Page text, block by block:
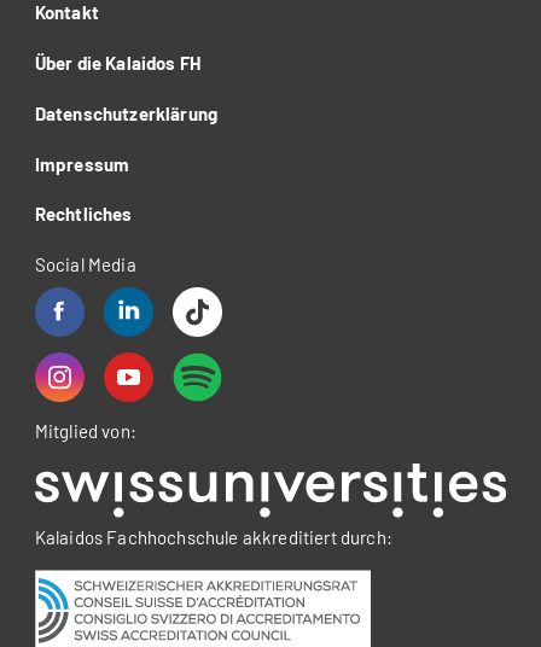
Kontakt
Über die Kalaidos FH
Datenschutzerklärung
Impressum
Rechtliches
Social Media
Mitglied von:
Kalaidos Fachhochschule akkreditiert durch: